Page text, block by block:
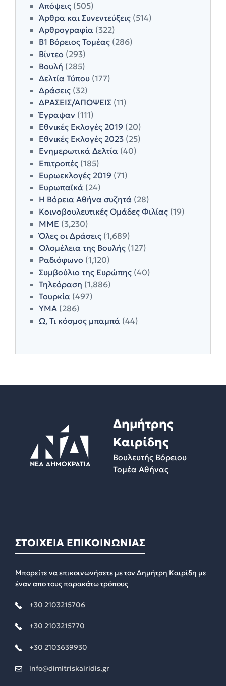
Απόψεις (505)
Άρθρα και Συνεντεύξεις (514)
Αρθρογραφία (322)
Β1 Βόρειος Τομέας (286)
Βίντεο (293)
Βουλή (285)
Δελτία Τύπου (177)
Δράσεις (32)
ΔΡΑΣΕΙΣ/ΑΠΟΨΕΙΣ (11)
Έγραψαν (111)
Εθνικές Εκλογές 2019 (20)
Εθνικές Εκλογές 2023 (25)
Ενημερωτικά Δελτία (40)
Επιτροπές (185)
Ευρωεκλογές 2019 (71)
Ευρωπαϊκά (24)
Η Βόρεια Αθήνα συζητά (28)
Κοινοβουλευτικές Ομάδες Φιλίας (19)
ΜΜΕ (3,230)
Όλες οι Δράσεις (1,689)
Ολομέλεια της Βουλής (127)
Ραδιόφωνο (1,120)
Συμβούλιο της Ευρώπης (40)
Τηλεόραση (1,886)
Τουρκία (497)
ΥΜΑ (286)
Ω, Τι κόσμος μπαμπά (44)
Δημήτρης
Καιρίδης
Βουλευτής Βόρειου
Τομέα Αθήνας
ΣΤΟΙΧΕΙΑ ΕΠΙΚΟΙΝΩΝΙΑΣ
Μπορείτε να επικοινωνήσετε με τον Δημήτρη Καιρίδη με
έναν απο τους παρακάτω τρόπους
+30 2103215706
+30 2103215770
+30 2103639930
info@dimitriskairidis.gr